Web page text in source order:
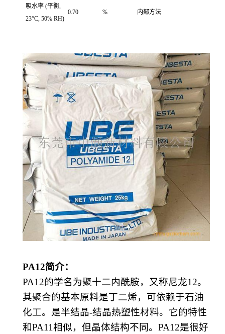
吸水率 (平衡,
23°C, 50% RH)
0.70 % 内部方法
PA12简介：
PA12的学名为聚十二内酰胺，又称尼龙12。
其聚合的基本原料是丁二烯，可依赖于石油
化工。是半结晶-结晶热塑性材料。它的特性
和PA11相似，但晶体结构不同。PA12是很好